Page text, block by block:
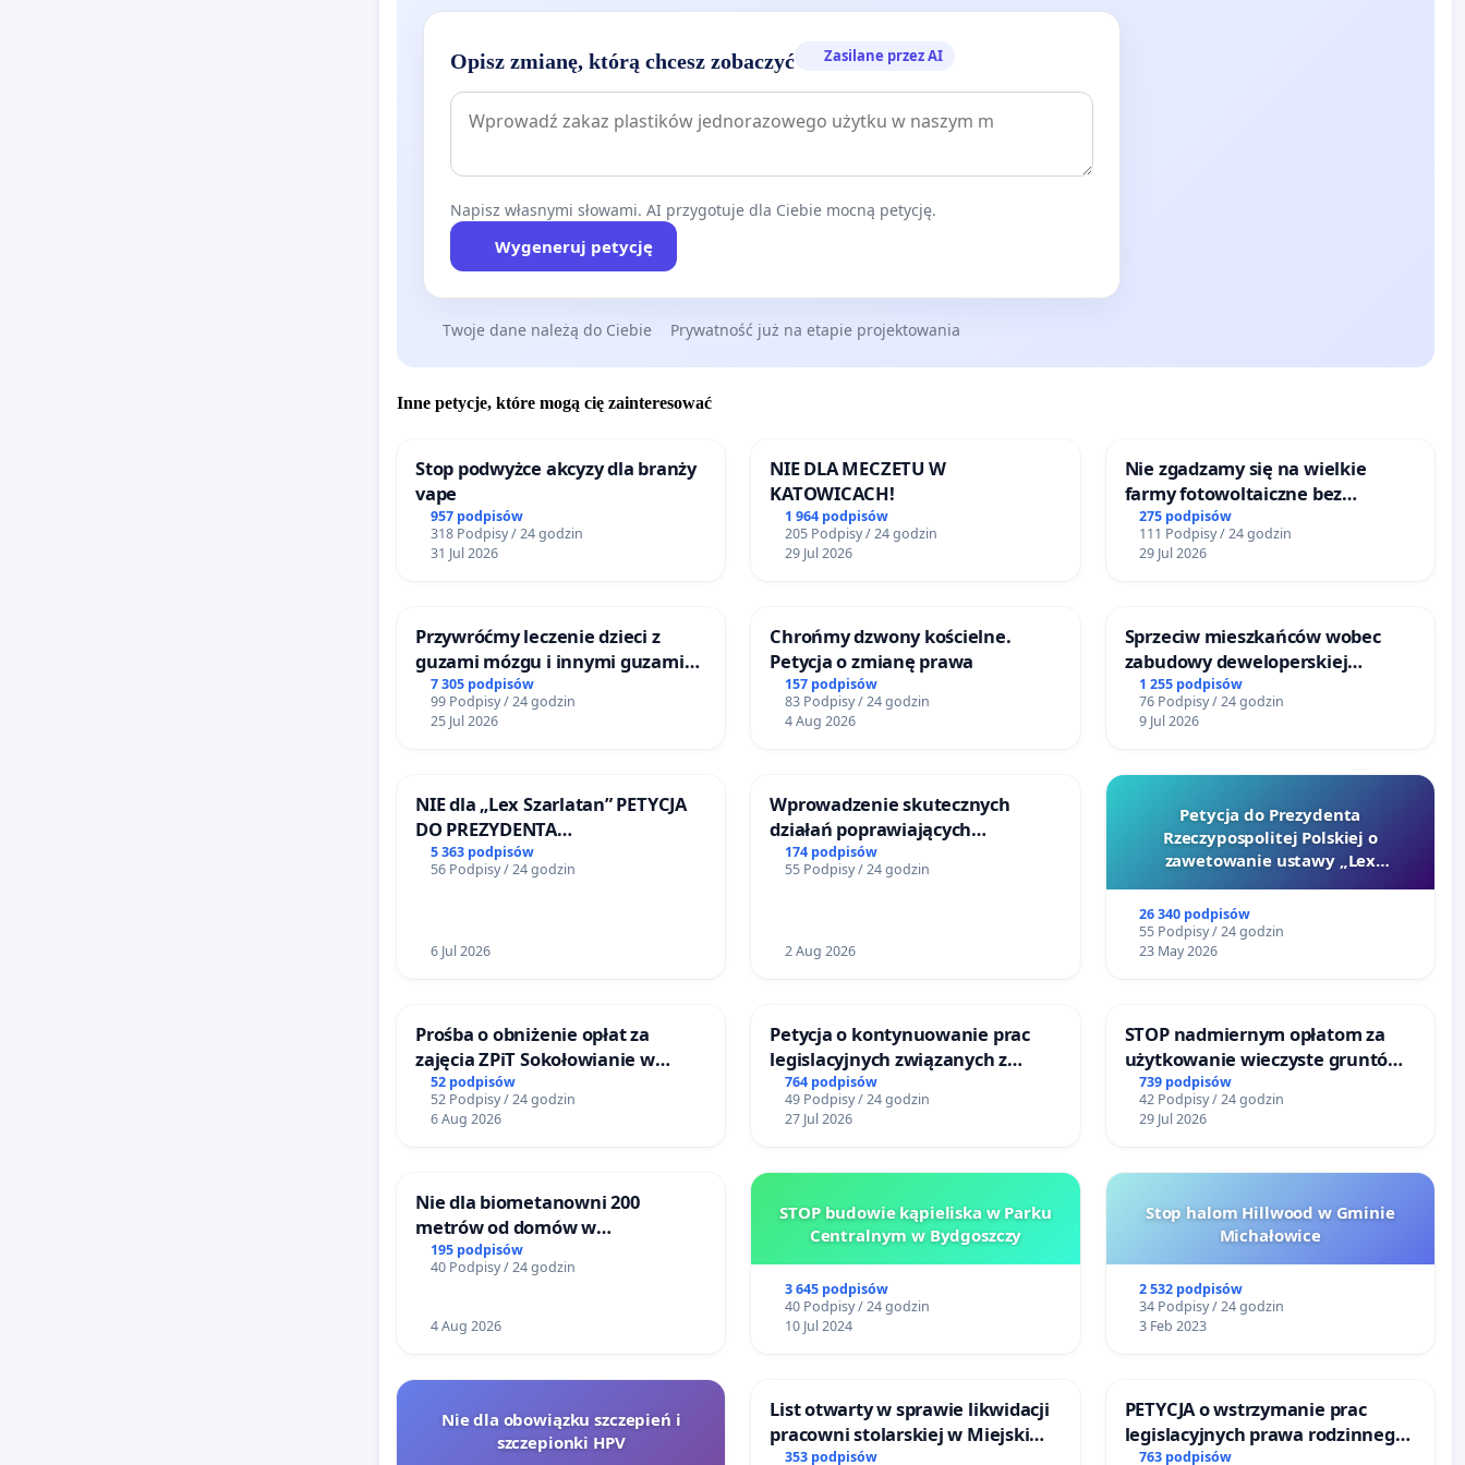
Opisz zmianę, którą chcesz zobaczyć Zasilane przez AI
Napisz własnymi słowami. AI przygotuje dla Ciebie mocną petycję.
Wygeneruj petycję
Twoje dane należą do Ciebie Prywatność już na etapie projektowania
Inne petycje, które mogą cię zainteresować
Stop podwyżce akcyzy dla branży
vape
957 podpisów
318 Podpisy / 24 godzin
31 Jul 2026
NIE DLA MECZETU W
KATOWICACH!
1 964 podpisów
205 Podpisy / 24 godzin
29 Jul 2026
Nie zgadzamy się na wielkie
farmy fotowoltaiczne bez
rzetelnych analiz i akceptacji
mieszkańców
275 podpisów
111 Podpisy / 24 godzin
29 Jul 2026
Przywróćmy leczenie dzieci z
guzami mózgu i innymi guzami
litymi do Górnośląskiego
Centrum Zdrowia Dziecka w
Katowicach
7 305 podpisów
99 Podpisy / 24 godzin
25 Jul 2026
Chrońmy dzwony kościelne.
Petycja o zmianę prawa
157 podpisów
83 Podpisy / 24 godzin
4 Aug 2026
Sprzeciw mieszkańców wobec
zabudowy deweloperskiej
terenow zielonych w rejonie
Bulwarów Straceńskich w
Bielsku-Białej
1 255 podpisów
76 Podpisy / 24 godzin
9 Jul 2026
NIE dla „Lex Szarlatan” PETYCJA
DO PREZYDENTA
RZECZYPOSPOLITEJ POLSKIEJ
5 363 podpisów
56 Podpisy / 24 godzin
6 Jul 2026
Wprowadzenie skutecznych
działań poprawiających
bezpieczeństwo na ulicy
Żeromskiego w Otwocku
174 podpisów
55 Podpisy / 24 godzin
2 Aug 2026
Petycja do Prezydenta
Rzeczypospolitej Polskiej o
zawetowanie ustawy „Lex
26 340 podpisów
55 Podpisy / 24 godzin
23 May 2026
Prośba o obniżenie opłat za
zajęcia ZPiT Sokołowianie w
Sokołowskim Ośrodku Kultury
52 podpisów
52 Podpisy / 24 godzin
6 Aug 2026
Petycja o kontynuowanie prac
legislacyjnych związanych z
reformą prawa rodzinnego
764 podpisów
49 Podpisy / 24 godzin
27 Jul 2026
STOP nadmiernym opłatom za
użytkowanie wieczyste gruntów
zajmowanych przez rodzinne
ogrody działkowe.
739 podpisów
42 Podpisy / 24 godzin
29 Jul 2026
Nie dla biometanowni 200
metrów od domów w
Biernatkach, gm. Wądroże
Wielkie
195 podpisów
40 Podpisy / 24 godzin
4 Aug 2026
STOP budowie kąpieliska w Parku
Centralnym w Bydgoszczy
3 645 podpisów
40 Podpisy / 24 godzin
10 Jul 2024
Stop halom Hillwood w Gminie
Michałowice
2 532 podpisów
34 Podpisy / 24 godzin
3 Feb 2023
Nie dla obowiązku szczepień i
szczepionki HPV
List otwarty w sprawie likwidacji
pracowni stolarskiej w Miejskim
Teatrze Miniatura w Gdańsku
353 podpisów
PETYCJA o wstrzymanie prac
legislacyjnych prawa rodzinnego
narażających ofiary przemocy
763 podpisów